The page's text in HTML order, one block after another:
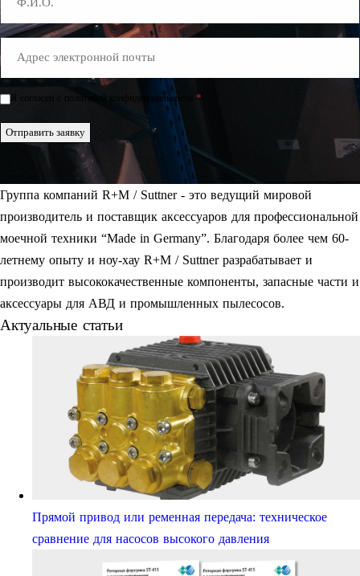
Mail
Einwilligung
Я согласен с политикой конфиденциальности. *
Отправить заявку
Группа компаний R+M / Suttner - это ведущий мировой
производитель и поставщик аксессуаров для профессиональной
моечной техники “Made in Germany”. Благодаря более чем 60-
летнему опыту и ноу-хау R+M / Suttner разрабатывает и
производит высококачественные компоненты, запасные части и
аксессуары для АВД и промышленных пылесосов.
Актуальные статьи
Прямой привод или ременная передача: техническое
сравнение для насосов высокого давления